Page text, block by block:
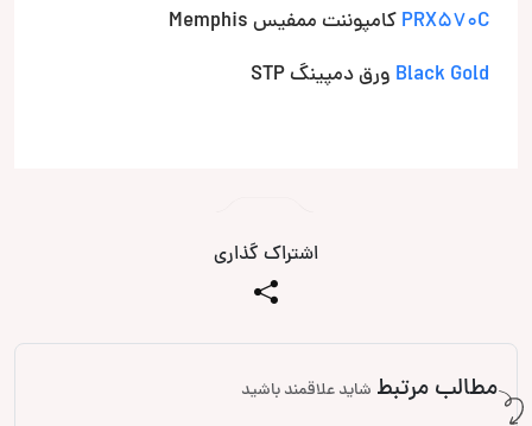
PRX570Cکامپوننت ممفیس Memphis
Black Gold ورق دمپینگ STP
اشتراک گذاری
مطالب مرتبط شاید علاقمند باشید